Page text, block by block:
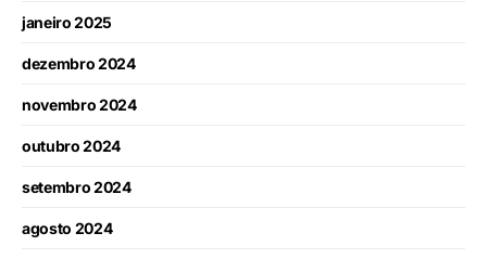
janeiro 2025
dezembro 2024
novembro 2024
outubro 2024
setembro 2024
agosto 2024